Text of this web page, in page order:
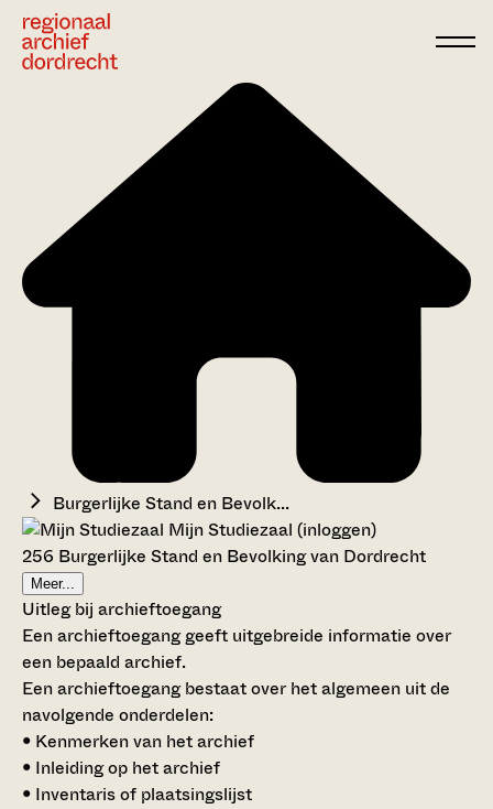
Burgerlijke Stand en Bevolk...
Mijn Studiezaal (inloggen)
256 Burgerlijke Stand en Bevolking van Dordrecht
Meer...
Uitleg bij archieftoegang
Een archieftoegang geeft uitgebreide informatie over
een bepaald archief.
Een archieftoegang bestaat over het algemeen uit de
navolgende onderdelen:
• Kenmerken van het archief
• Inleiding op het archief
• Inventaris of plaatsingslijst